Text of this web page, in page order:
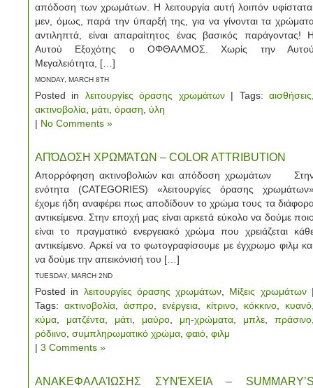
απόδοση των χρωμάτων. Η λειτουργία αυτή λοιπόν
μεν, όμως, παρά την ύπαρξή της, για να γίνονται τα
αντιληπτά, είναι απαραίτητος ένας βασικός παράγοντας!
Αυτού Εξοχότης ο ΟΦΘΑΛΜΟΣ. Χωρίς την
Μεγαλειότητα, […]
MONDAY, MARCH 8TH
Posted in λειτουργίες όρασης χρωμάτων| Tags:αισθήσεις
ακτινοβολία μάτι όραση ύλη
| No Comments »
ΑΠΌΔΟΣΗ ΧΡΩΜΆΤΩΝ – COLOR ATTRIBUTION
Απορρόφηση ακτινοβολιών και απόδοση χρωμάτων
ενότητα (CATEGORIES) «λειτουργίες όρασης
έχομε ήδη αναφέρει πως αποδίδουν το χρώμα τους τα
αντικείμενα. Στην εποχή μας είναι αρκετά εύκολο να δούμε
είναι το πραγματικό ενεργειακό χρώμα που χρειάζεται
αντικείμενο. Αρκεί να το φωτογραφίσουμε με έγχρωμο φιλμ
να δούμε την απεικόνισή του […]
TUESDAY, MARCH 2ND
Posted in λειτουργίες όρασης χρωμάτων Μίξεις χρωμάτων
Tags: ακτινοβολία άσπρο ενέργεια κίτρινο κόκκινο κυανό
κύμα
ματζέντα μάτι μαύρο μη-χρώματα μπλε πράσινο
ρόδιινο συμπληρωματικό χρώμα φαιό φιλμ
| 3 Comments »
ΑΝΑΚΕΦΑΛΑΊΩΣΗΣ ΣΥΝΈΧΕΙΑ –